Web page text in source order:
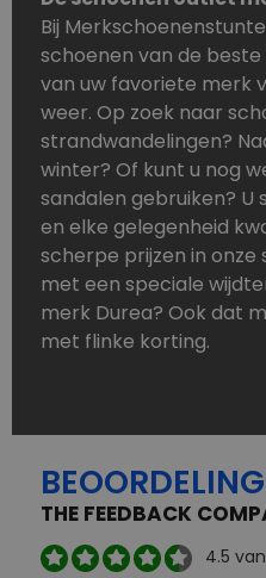
Bij
schoenen van de
van uw favoriete merk
weer. Op zoek naar
strandwandelingen?
winter? Of kunt u nog
sandalen gebruiken? U
en elke gelegenheid
scherpe prijzen in onze
met een speciale
merk Durea? Ook dat
met flinke korting.
Schoenen heeft u nooit
schoenen, maar dus
aanbod is zo compleet
passend paar vindt.
Welke schoenmerken
THE FEEDBACK
4.5